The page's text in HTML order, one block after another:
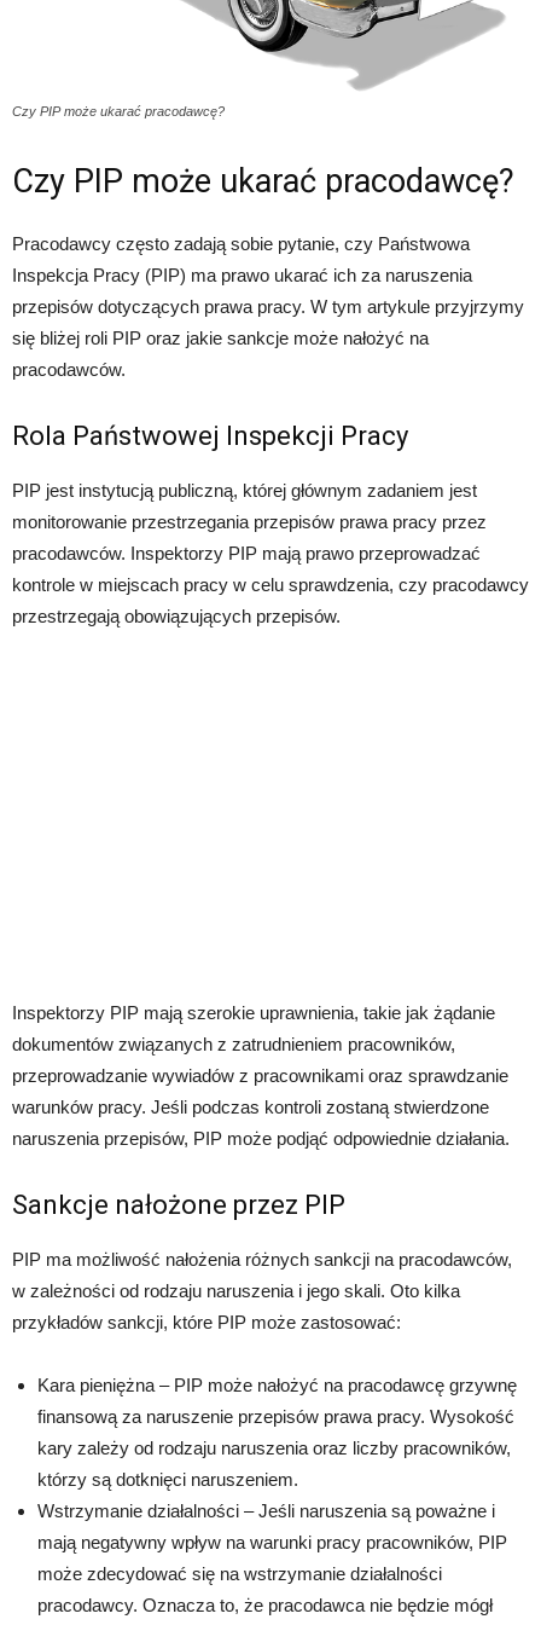
Czy PIP może ukarać pracodawcę?
Czy PIP może ukarać pracodawcę?
Pracodawcy często zadają sobie pytanie, czy Państwowa
Inspekcja Pracy (PIP) ma prawo ukarać ich za naruszenia
przepisów dotyczących prawa pracy. W tym artykule przyjrzymy
się bliżej roli PIP oraz jakie sankcje może nałożyć na
pracodawców.
Rola Państwowej Inspekcji Pracy
PIP jest instytucją publiczną, której głównym zadaniem jest
monitorowanie przestrzegania przepisów prawa pracy przez
pracodawców. Inspektorzy PIP mają prawo przeprowadzać
kontrole w miejscach pracy w celu sprawdzenia, czy pracodawcy
przestrzegają obowiązujących przepisów.
Inspektorzy PIP mają szerokie uprawnienia, takie jak żądanie
dokumentów związanych z zatrudnieniem pracowników,
przeprowadzanie wywiadów z pracownikami oraz sprawdzanie
warunków pracy. Jeśli podczas kontroli zostaną stwierdzone
naruszenia przepisów, PIP może podjąć odpowiednie działania.
Sankcje nałożone przez PIP
PIP ma możliwość nałożenia różnych sankcji na pracodawców,
w zależności od rodzaju naruszenia i jego skali. Oto kilka
przykładów sankcji, które PIP może zastosować:
Kara pieniężna – PIP może nałożyć na pracodawcę grzywnę
finansową za naruszenie przepisów prawa pracy. Wysokość
kary zależy od rodzaju naruszenia oraz liczby pracowników,
którzy są dotknięci naruszeniem.
Wstrzymanie działalności – Jeśli naruszenia są poważne i
mają negatywny wpływ na warunki pracy pracowników, PIP
może zdecydować się na wstrzymanie działalności
pracodawcy. Oznacza to, że pracodawca nie będzie mógł